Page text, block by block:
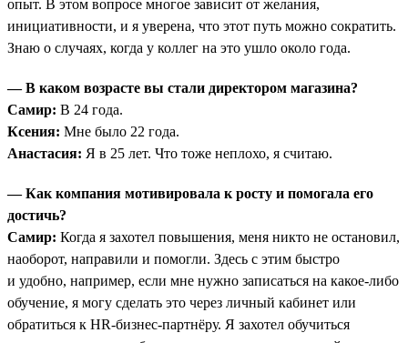
опыт. В этом вопросе многое зависит от желания,
инициативности, и я уверена, что этот путь можно сократить.
Знаю о случаях, когда у коллег на это ушло около года.
— В каком возрасте вы стали директором магазина?
Самир: В 24 года.
Ксения: Мне было 22 года.
Анастасия: Я в 25 лет. Что тоже неплохо, я считаю.
— Как компания мотивировала к росту и помогала его
достичь?
Самир: Когда я захотел повышения, меня никто не остановил,
наоборот, направили и помогли. Здесь с этим быстро
и удобно, например, если мне нужно записаться на какое-либо
обучение, я могу сделать это через личный кабинет или
обратиться к HR-бизнес-партнёру. Я захотел обучиться